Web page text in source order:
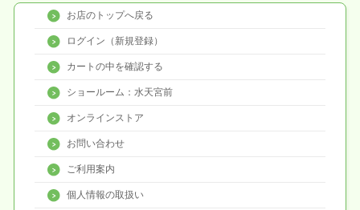
お店のトップへ戻る
ログイン（新規登録）
カートの中を確認する
ショールーム：水天宮前
オンラインストア
お問い合わせ
ご利用案内
個人情報の取扱い